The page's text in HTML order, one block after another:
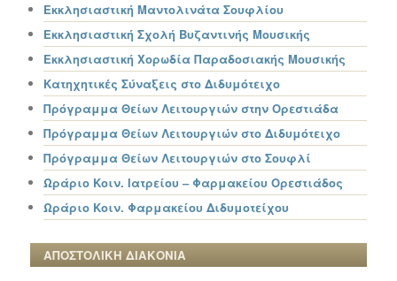
Εκκλησιαστική Μαντολινάτα Σουφλίου
Εκκλησιαστική Σχολή Βυζαντινής Μουσικής
Εκκλησιαστική Χορωδία Παραδοσιακής Μουσικής
Κατηχητικές Σύναξεις στο Διδυμότειχο
Πρόγραμμα Θείων Λειτουργιών στην Ορεστιάδα
Πρόγραμμα Θείων Λειτουργιών στο Διδυμότειχο
Πρόγραμμα Θείων Λειτουργιών στο Σουφλί
Ωράριο Κοιν. Ιατρείου – Φαρμακείου Ορεστιάδος
Ωράριο Κοιν. Φαρμακείου Διδυμοτείχου
ΑΠΟΣΤΟΛΙΚΗ ΔΙΑΚΟΝΙΑ